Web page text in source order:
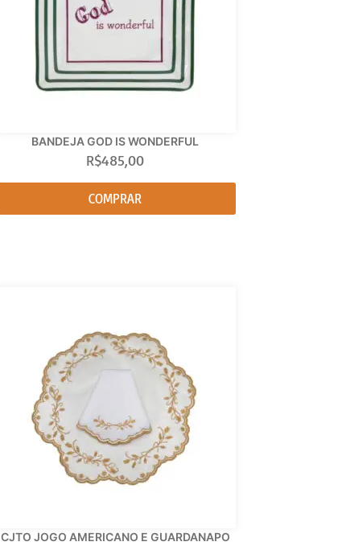
BANDEJA GOD IS WONDERFUL
R$485,00
COMPRAR
CJTO JOGO AMERICANO E GUARDANAPO